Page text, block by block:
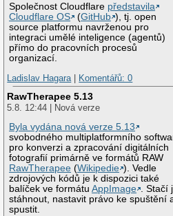
Společnost Cloudflare představila
Cloudflare OS
(GitHub ), tj. open
source platformu navrženou pro
integraci umělé inteligence (agentů)
přímo do pracovních procesů
organizací.
Ladislav Hagara| Komentářů: 0
RawTherapee 5.13
5.8. 12:44 | Nová verze
Byla vydána nová verze 5.13
svobodného multiplatformního
pro konverzi a zpracování digitálních
fotografií primárně ve formátů RAW
RawTherapee (Wikipedie ). Vedle
zdrojových kódů je k dispozici také
balíček ve formátuAppImage . Stačí
stáhnout, nastavit právo ke spuštění
spustit.